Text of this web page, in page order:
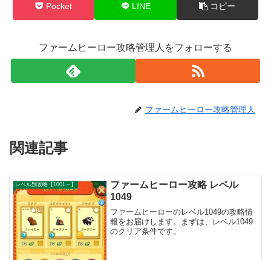
Pocket LINE コピー
ファームヒーロー攻略管理人をフォローする
ファームヒーロー攻略管理人
関連記事
レベル別攻略【1001～】
ファームヒーロー攻略 レベル
1049
ファームヒーローのレベル1049の攻略情
報をお届けします。まずは、レベル1049
のクリア条件です。